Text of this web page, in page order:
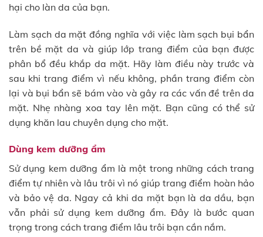
hại cho làn da của bạn.
Làm sạch da mặt đồng nghĩa với việc làm sạch bụi bẩn
trên bề mặt da và giúp lớp trang điểm của bạn được
phân bổ đều khắp da mặt. Hãy làm điều này trước và
sau khi trang điểm vì nếu không, phần trang điểm còn
lại và bụi bẩn sẽ bám vào và gây ra các vấn đề trên da
mặt. Nhẹ nhàng xoa tay lên mặt. Bạn cũng có thể sử
dụng khăn lau chuyên dụng cho mặt.
Dùng kem dưỡng ẩm
Sử dụng kem dưỡng ẩm là một trong những cách trang
điểm tự nhiên và lâu trôi vì nó giúp trang điểm hoàn hảo
và bảo vệ da. Ngay cả khi da mặt bạn là da dầu, bạn
vẫn phải sử dụng kem dưỡng ẩm. Đây là bước quan
trọng trong cách trang điểm lâu trôi bạn cần nắm.